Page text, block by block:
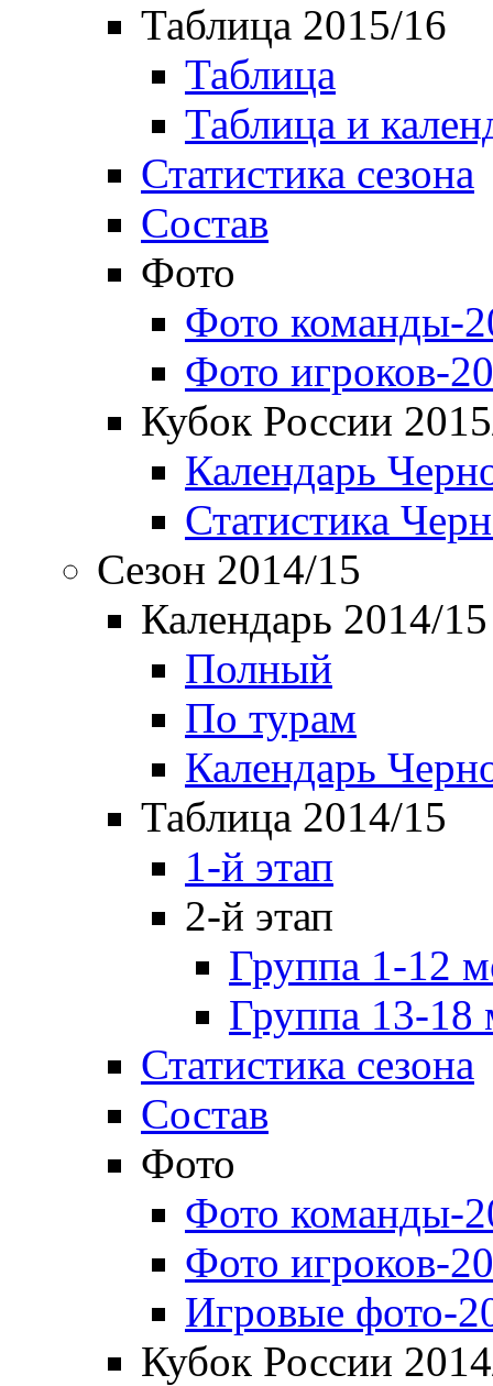
Таблица 2015/16
Таблица
Таблица и
Статистика сезона
Состав
Фото
Фото команды-
Фото игроков-
Кубок России
Календарь
Статистика
Сезон 2014/15
Календарь 2014/15
Полный
По турам
Календарь
Таблица 2014/15
1-й этап
2-й этап
Группа 1-12
Группа 13-18
Статистика сезона
Состав
Фото
Фото команды-
Фото игроков-
Игровые фото-
Кубок России